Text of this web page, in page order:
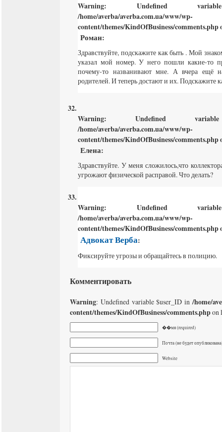
Warning: Undefined
/home/averba/averba.com.ua/www/wp-
content/themes/KindOfBusiness/comments.php
Роман:
Здравствуйте, подскажите как быть . Мой
указал мой номер. У него пошли какие-то
почему-то названивают мне. А вчера ещё
родителей. И теперь достают и их. Подскажите
Warning: Undefined
/home/averba/averba.com.ua/www/wp-
content/themes/KindOfBusiness/comments.php
Елена:
Здравствуйте. У меня сложилось,что
угрожают физической расправой. Что делать?
Warning: Undefined
/home/averba/averba.com.ua/www/wp-
content/themes/KindOfBusiness/comments.php
Адвокат Верба:
Фиксируйте угрозы и обращайтесь в полицию.
Комментировать
Warning: Undefined variable $user_ID in/home/
content/themes/KindOfBusiness/comments.phpon
��мя (required)
Почта (не будет
Website